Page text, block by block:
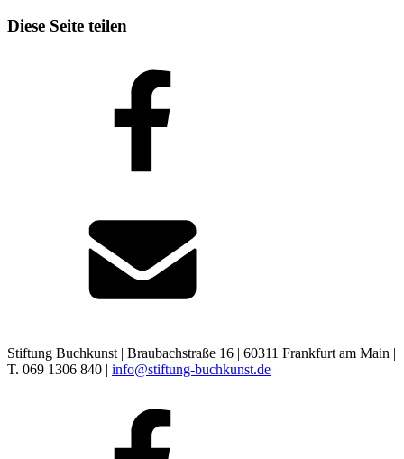
Diese Seite teilen
Stiftung Buchkunst | Braubachstraße 16 | 60311 Frankfurt am Main |
T. 069 1306 840 | info@stiftung-buchkunst.de